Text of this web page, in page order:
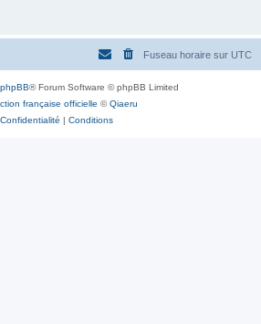
Fuseau horaire sur UTC
phpBB® Forum Software © phpBB Limited
française officielle ©Qiaeru
Confidentialité | Conditions